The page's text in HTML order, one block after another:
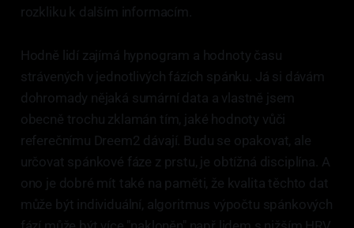
rozkliku k dalším informacím.
Hodně lidí zajímá hypnogram a hodnoty času
strávených v jednotlivých fázích spánku. Já si dávám
dohromady nějaká sumární data a vlastně jsem
obecně trochu zklamán tím, jaké hodnoty vůči
referečnímu Dreem2 dávají. Budu se opakovat, ale
určovat spánkové fáze z prstu, je obtížná disciplína. A
ono je dobré mít také na paměti, že kvalita těchto dat
může být individuální, algoritmus výpočtu spánkových